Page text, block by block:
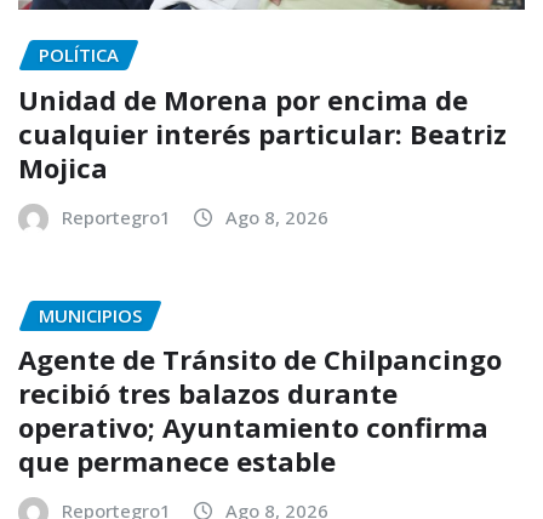
POLÍTICA
Unidad de Morena por encima de
cualquier interés particular: Beatriz
Mojica
Reportegro1 Ago 8, 2026
MUNICIPIOS
Agente de Tránsito de Chilpancingo
recibió tres balazos durante
operativo; Ayuntamiento confirma
que permanece estable
Reportegro1 Ago 8, 2026